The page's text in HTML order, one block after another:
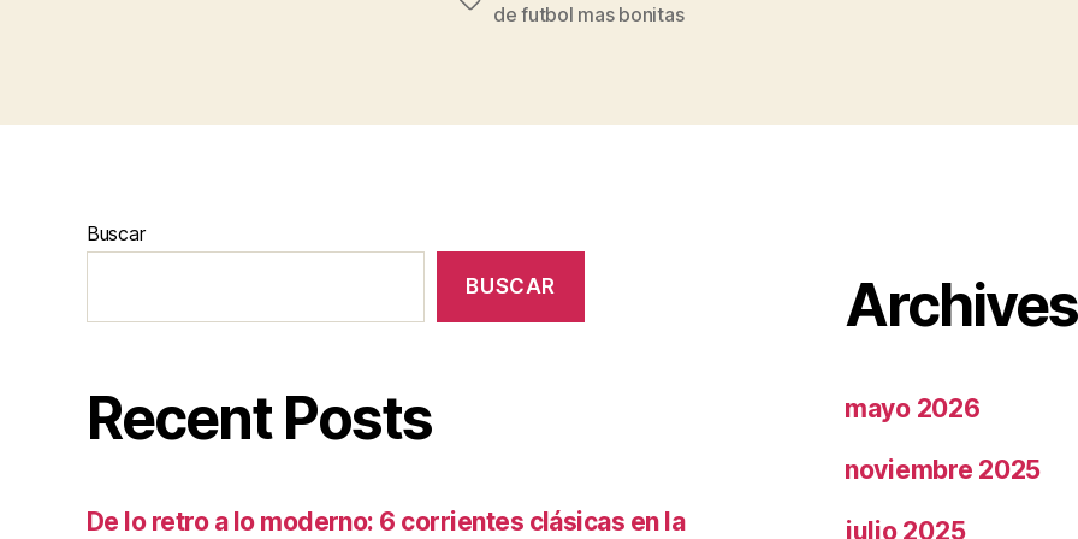
de futbol mas bonitas
Buscar
BUSCAR
Recent Posts
De lo retro a lo moderno: 6 corrientes clásicas en la
Archives
mayo 2026
noviembre 2025
julio 2025